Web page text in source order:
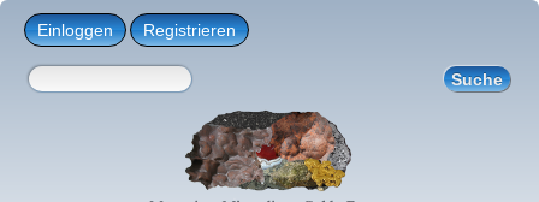
Einloggen Registrieren